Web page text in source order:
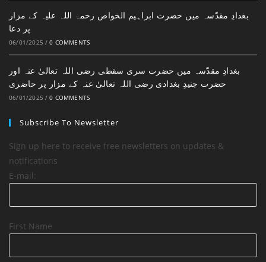
بغدادِ مقدّسہ میں حضرت ابراہیم الخواص رحمۃ اللہ علیہ کے مزار
پر دعا
06/01/2025 / 0 COMMENTS
بغدادِ مقدّسہ میں حضرت سری سقطی رضی اللہ تعالیٰ عنہ اور
حضرت جنیدِ بغدادی رضی اللہ تعالیٰ عنہ کے مزار پر حاضری
06/01/2025 / 0 COMMENTS
Subscribe To Newsletter
Sign up here to receive free newsletters on updates &
notifications
E-mail:
First Name